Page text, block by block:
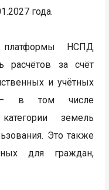
года.
платформы НСПД
расчётов за счёт
и учётных
— в том числе
земель
Это также
для граждан,